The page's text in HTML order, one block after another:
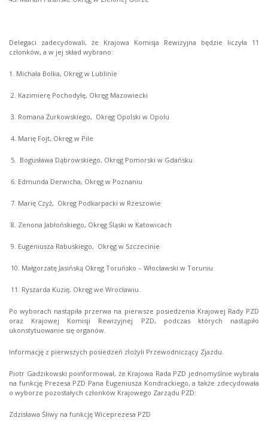
Delegaci zadecydowali, że Krajowa Komisja Rewizyjna będzie liczyła 11
członków, a w jej skład wybrano:
1. Michała Bolka, Okręg w Lublinie
2. Kazimierę Pochodyłę, Okręg Mazowiecki
3. Romana Żurkowskiego, Okręg Opolski w Opolu
4. Marię Fojt, Okręg w Pile
5. Bogusława Dąbrowskiego, Okręg Pomorski w Gdańsku
6. Edmunda Derwicha, Okręg w Poznaniu
7. Marię Czyż, Okręg Podkarpacki w Rzeszowie
8. Zenona Jabłońskiego, Okręg Śląski w Katowicach
9. Eugeniusza Rabuskiego, Okręg w Szczecinie
10. Małgorzatę Jasińską Okręg Toruńsko – Włocławski w Toruniu
11. Ryszarda Kuzię, Okręg we Wrocławiu.
Po wyborach nastąpiła przerwa na pierwsze posiedzenia Krajowej Rady PZD
oraz Krajowej Komisji Rewizyjnej PZD, podczas których nastąpiło
ukonstytuowanie się organów.
Informację z pierwszych posiedzeń złożyli Przewodniczący Zjazdu.
Piotr Gadzikowski poinformował, że Krajowa Rada PZD jednomyślnie wybrała
na funkcję Prezesa PZD Pana Eugeniusza Kondrackiego, a także zdecydowała
o wyborze pozostałych członków Krajowego Zarządu PZD:
Zdzisława Śliwy na funkcję Wiceprezesa PZD